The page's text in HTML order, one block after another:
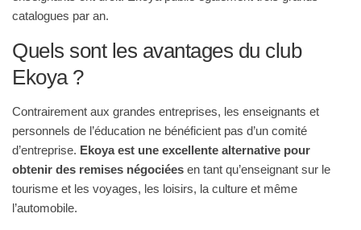
catalogues par an.
Quels sont les avantages du club
Ekoya ?
Contrairement aux grandes entreprises, les enseignants et
personnels de l’éducation ne bénéficient pas d’un comité
d’entreprise. Ekoya est une excellente alternative pour
obtenir des remises négociées en tant qu’enseignant sur le
tourisme et les voyages, les loisirs, la culture et même
l’automobile.